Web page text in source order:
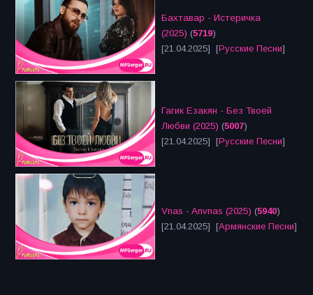
Бахтавар - Истеричка
(2025) (5719)
[21.04.2025] [Русские Песни]
Гагик Езакян - Без Твоей
Любви (2025) (5007)
[21.04.2025] [Русские Песни]
Vnas - Anvnas (2025) (5940)
[21.04.2025] [Армянские Песни]